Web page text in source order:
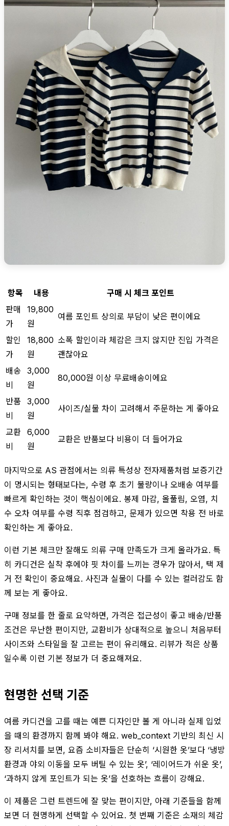
항목 내용
구매 시 체크 포인트
판매
가
19,800
원
여름 포인트 상의로 부담이 낮은 편이에요
할인
가
18,800
원
소폭 할인이라 체감은 크지 않지만 진입 가격은
괜찮아요
배송
비
3,000
원
80,000원 이상 무료배송이에요
반품
비
3,000
원
사이즈/실물 차이 고려해서 주문하는 게 좋아요
교환
비
6,000
원
교환은 반품보다 비용이 더 들어가요
마지막으로 AS 관점에서는 의류 특성상 전자제품처럼 보증기간
이 명시되는 형태보다는, 수령 후 초기 불량이나 오배송 여부를
빠르게 확인하는 것이 핵심이에요. 봉제 마감, 올풀림, 오염, 치
수 오차 여부를 수령 직후 점검하고, 문제가 있으면 착용 전 바로
확인하는 게 좋아요.
이런 기본 체크만 잘해도 의류 구매 만족도가 크게 올라가요. 특
히 카디건은 실착 후에야 핏 차이를 느끼는 경우가 많아서, 택 제
거 전 확인이 중요해요. 사진과 실물이 다를 수 있는 컬러감도 함
께 보는 게 좋아요.
구매 정보를 한 줄로 요약하면, 가격은 접근성이 좋고 배송/반품
조건은 무난한 편이지만, 교환비가 상대적으로 높으니 처음부터
사이즈와 스타일을 잘 고르는 편이 유리해요. 리뷰가 적은 상품
일수록 이런 기본 정보가 더 중요해져요.
현명한 선택 기준
여름 카디건을 고를 때는 예쁜 디자인만 볼 게 아니라 실제 입었
을 때의 환경까지 함께 봐야 해요. web_context 기반의 최신 시
장 리서치를 보면, 요즘 소비자들은 단순히 ‘시원한 옷’보다 ‘냉방
환경과 야외 이동을 모두 버틸 수 있는 옷’, ‘레이어드가 쉬운 옷’,
‘과하지 않게 포인트가 되는 옷’을 선호하는 흐름이 강해요.
이 제품은 그런 트렌드에 잘 맞는 편이지만, 아래 기준들을 함께
보면 더 현명하게 선택할 수 있어요. 첫 번째 기준은 소재의 체감